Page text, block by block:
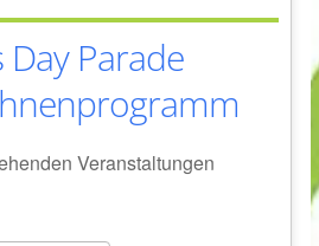
Day Parade
Veranstaltungen